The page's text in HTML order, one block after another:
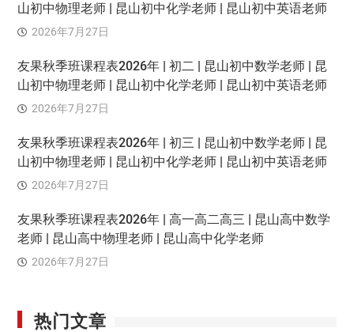
山初中物理老师 | 昆山初中化学老师 | 昆山初中英语老师
2026年7月27日
友果秋季班课程表2026年 | 初二 | 昆山初中数学老师 | 昆
山初中物理老师 | 昆山初中化学老师 | 昆山初中英语老师
2026年7月27日
友果秋季班课程表2026年 | 初三 | 昆山初中数学老师 | 昆
山初中物理老师 | 昆山初中化学老师 | 昆山初中英语老师
2026年7月27日
友果秋季班课程表2026年 | 高一高二高三 | 昆山高中数学
老师 | 昆山高中物理老师 | 昆山高中化学老师
2026年7月27日
热门文章